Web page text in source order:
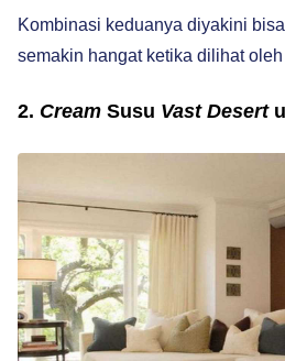
Kombinasi keduanya diyakini
semakin hangat ketika dilihat
2. Cream Susu Vast Desert